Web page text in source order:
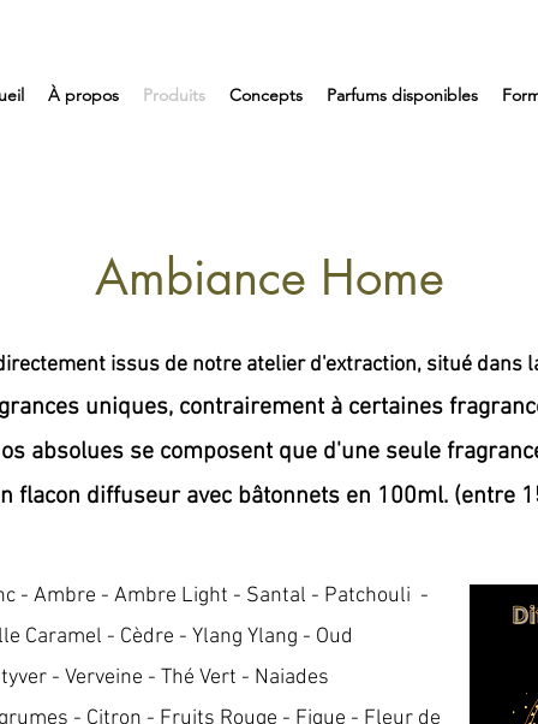
À propos Produits Concepts Parfums disponibles
Ambiance Home
issus de notre atelier d'extraction, situé dans
uniques, contrairement à certaines
absolues se composent que d'une seule
flacon diffuseur avec bâtonnets en 100ml. (entre
- Ambre - Ambre Light - Santal - Patchouli -
Caramel - Cèdre - Ylang Ylang - Oud
- Verveine - Thé Vert - Naiades
- Citron - Fruits Rouge - Figue - Fleur de